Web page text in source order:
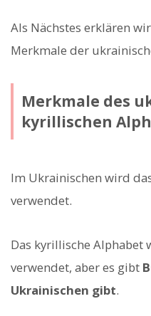
Als Nächstes erklären
Merkmale der
Merkmale des
kyrillischen
Im Ukrainischen wird
verwendet.
Das kyrillische Alphabet
verwendet, aber es gibt
Ukrainischen gibt.